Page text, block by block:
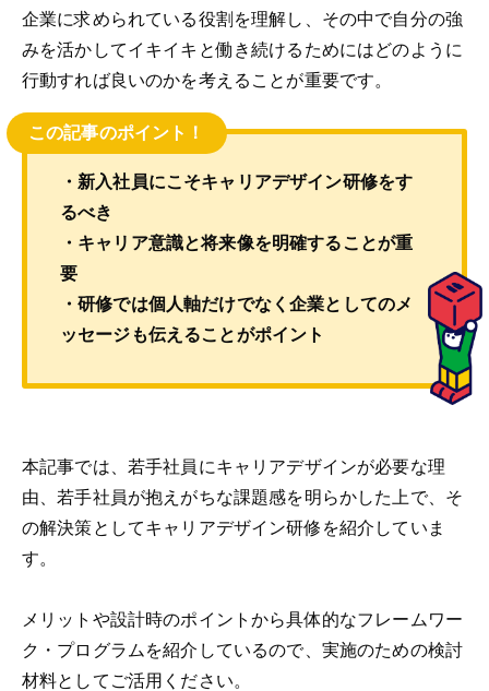
企業に求められている役割を理解し、その中で自分の強
みを活かしてイキイキと働き続けるためにはどのように
行動すれば良いのかを考えることが重要です。
この記事のポイント！
・新入社員にこそキャリアデザイン研修をす
るべき
・キャリア意識と将来像を明確することが重
要
・研修では個人軸だけでなく企業としてのメ
ッセージも伝えることがポイント
本記事では、若手社員にキャリアデザインが必要な理
由、若手社員が抱えがちな課題感を明らかした上で、そ
の解決策としてキャリアデザイン研修を紹介していま
す。
メリットや設計時のポイントから具体的なフレームワー
ク・プログラムを紹介しているので、実施のための検討
材料としてご活用ください。